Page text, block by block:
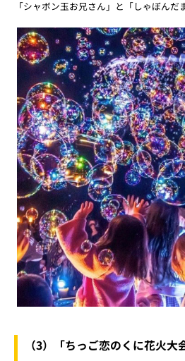
「シャボン玉お兄さん」と「しゃぼん
（3）「ちっご恋のくに花火